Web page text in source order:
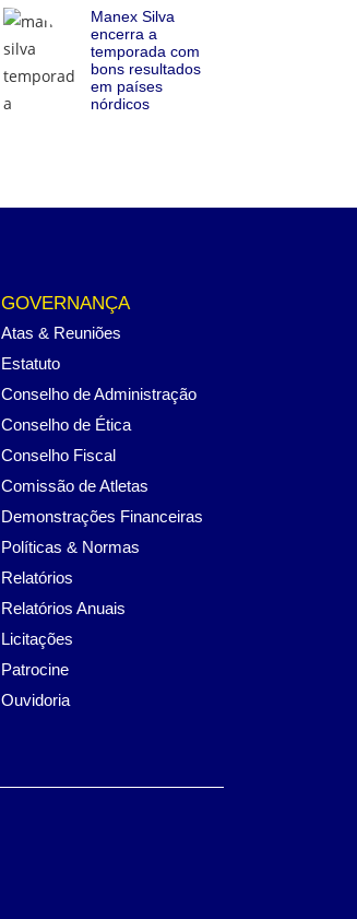
Manex Silva
encerra a
temporada com
bons resultados
em países
nórdicos
GOVERNANÇA
Atas & Reuniões
Estatuto
Conselho de Administração
Conselho de Ética
Conselho Fiscal
Comissão de Atletas
Demonstrações Financeiras
Políticas & Normas
Relatórios
Relatórios Anuais
Licitações
Patrocine
Ouvidoria